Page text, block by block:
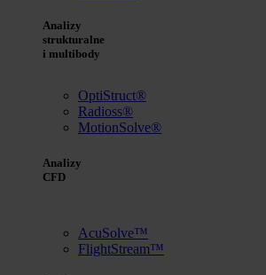
Analizy
strukturalne
i multibody
OptiStruct®
Radioss®
MotionSolve®
Analizy
CFD
AcuSolve™
FlightStream™